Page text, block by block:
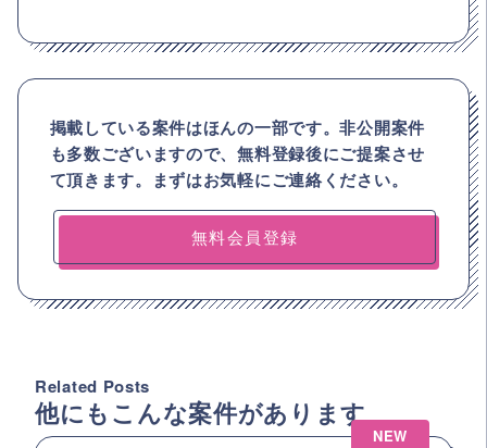
掲載している案件はほんの一部です。非公開案件
も多数ございますので、無料登録後にご提案させ
て頂きます。まずはお気軽にご連絡ください。
無料会員登録
Related Posts
他にもこんな案件があります
NEW